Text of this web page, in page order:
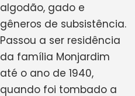
algodão, gado e
gêneros de subsistência.
Passou a ser residência
da família Monjardim
até o ano de 1940,
quando foi tombado a